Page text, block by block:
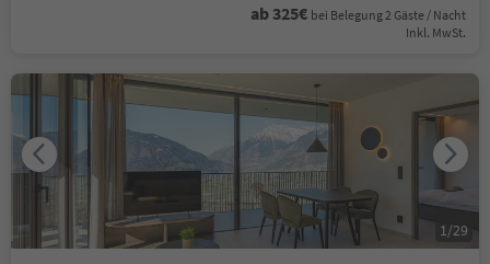
ab 325€ bei Belegung 2 Gäste / Nacht
Inkl. MwSt.
1/29